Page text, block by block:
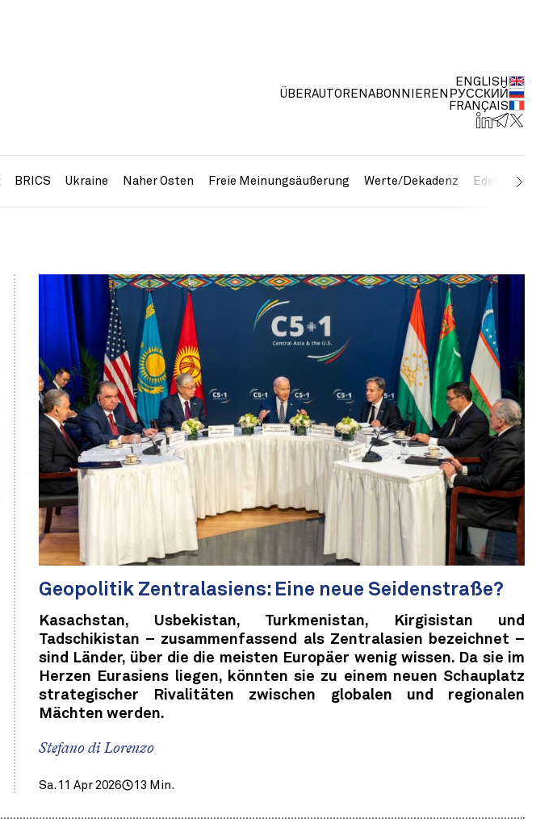
ÜBERAUTOREN ABONNIEREN
ENGLISH
РУССКИЙ
FRANÇAIS
BRICS Ukraine Naher Osten Freie Meinungsäußerung Werte/Dekadenz Edelmetalle
Geopolitik Zentralasiens: Eine neue Seidenstraße?
Kasachstan, Usbekistan, Turkmenistan, Kirgisistan und
Tadschikistan – zusammenfassend als Zentralasien bezeichnet –
sind Länder, über die die meisten Europäer wenig wissen. Da sie im
Herzen Eurasiens liegen, könnten sie zu einem neuen Schauplatz
strategischer Rivalitäten zwischen globalen und regionalen
Mächten werden.
Stefano di Lorenzo
Sa. 11 Apr 2026 13 Min.